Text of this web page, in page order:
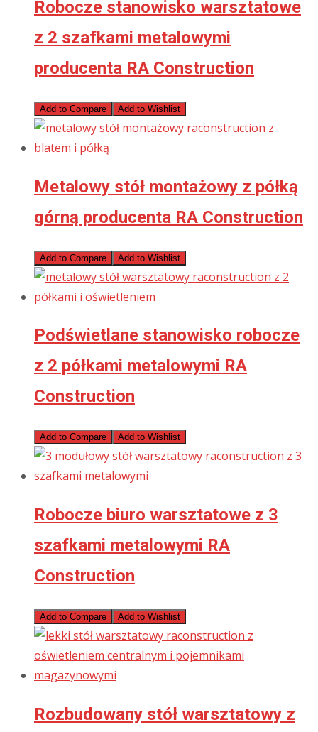
Robocze stanowisko warsztatowe
z 2 szafkami metalowymi
producenta RA Construction
Add to Compare Add to Wishlist
Metalowy stół montażowy z półką
górną producenta RA Construction
Add to Compare Add to Wishlist
Podświetlane stanowisko robocze
z 2 półkami metalowymi RA
Construction
Add to Compare Add to Wishlist
Robocze biuro warsztatowe z 3
szafkami metalowymi RA
Construction
Add to Compare Add to Wishlist
Rozbudowany stół warsztatowy z